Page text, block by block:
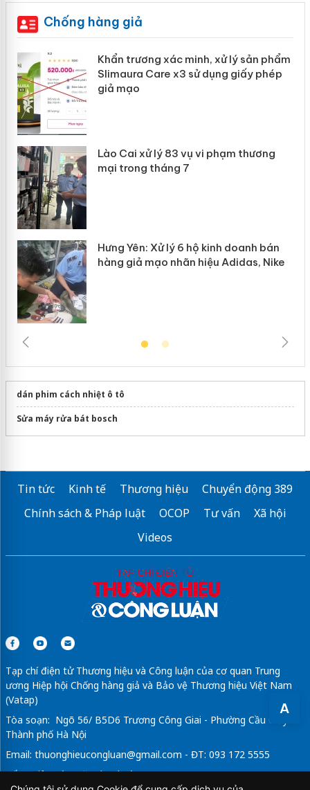
A
Chống hàng giả
Khẩn trương xác minh, xử lý sản phẩm
Slimaura Care x3 sử dụng giấy phép
giả mạo
Lào Cai xử lý 83 vụ vi phạm thương
mại trong tháng 7
Hưng Yên: Xử lý 6 hộ kinh doanh bán
hàng giả mạo nhãn hiệu Adidas, Nike
dán phim cách nhiệt ô tô
Sửa máy rửa bát bosch
Tin tức Kinh tế Thương hiệu
Chuyển động 389
Chính sách & Pháp luật
OCOP Tư vấn
Xã hội
Videos
Tạp chí điện tử Thương hiệu và Công luận của cơ quan Trung
ương Hiệp hội Chống hàng giả và Bảo vệ Thương hiệu Việt Nam
(Vatap)
Tòa soạn: Ngõ 56/ B5D6 Trương Công Giai - Phường Cầu Giấy -
Thành phố Hà Nội
Email: thuonghieucongluan@gmail.com - ĐT: 093 172 5555
Tổng Biên Tập: Vũ Đức Thuận